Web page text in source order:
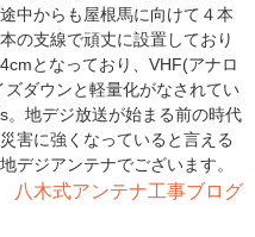
中からも屋根馬に向けて４本
の支線で頑丈に設置しており
となっており、VHF(アナロ
ダウンと軽量化がなされてい
。地デジ放送が始まる前の時代
害に強くなっていると言える
デジアンテナでございます。
八木式アンテナ工事ブログ